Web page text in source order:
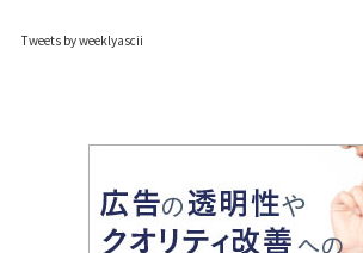
Tweets by weeklyascii